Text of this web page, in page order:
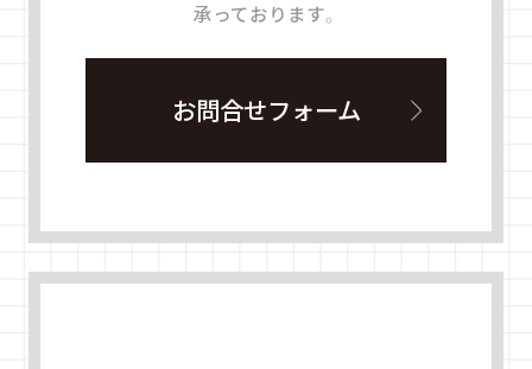
承っております。
お問合せフォーム